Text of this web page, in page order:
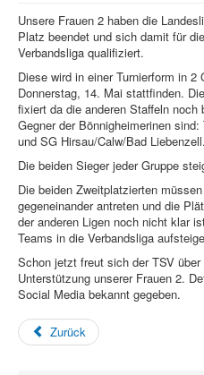
Unsere Frauen 2 haben die
Platz beendet und sich damit für
Verbandsliga qualifiziert.
Diese wird in einer Turnierform in 2
Donnerstag, 14. Mai stattfinden.
fixiert da die anderen Staffeln
Gegner der Bönnigheimerinen
und SG Hirsau/Calw/Bad Liebenzell.
Die beiden Sieger jeder Gruppe
Die beiden Zweitplatzierten
gegeneinander antreten und die
der anderen Ligen noch nicht klar
Teams in die Verbandsliga
Schon jetzt freut sich der TSV
Unterstützung unserer Frauen 2.
Social Media bekannt gegeben.
Zurück